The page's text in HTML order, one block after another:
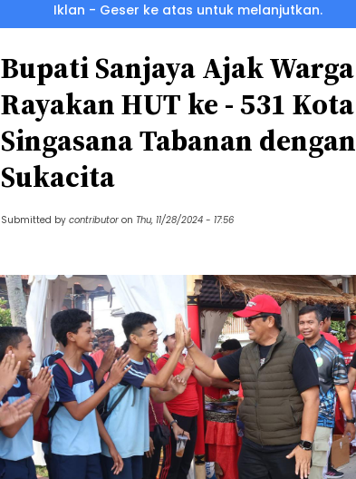
Iklan - Geser ke atas untuk melanjutkan.
Bupati Sanjaya Ajak Warga
Rayakan HUT ke - 531 Kota
Singasana Tabanan dengan
Sukacita
Submitted by contributor on Thu, 11/28/2024 - 17:56